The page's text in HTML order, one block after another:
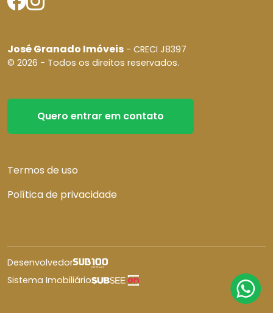
José Granado Imóveis - CRECI J8397
© 2026 - Todos os direitos reservados.
Quero entrar em contato
Termos de uso
Política de privacidade
Desenvolvedor
Sistema Imobiliário